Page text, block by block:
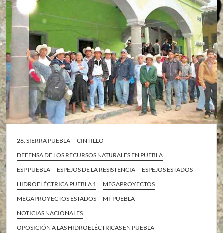
26. SIERRA PUEBLA
CINTILLO
DEFENSA DE LOS RECURSOS NATURALES EN PUEBLA
ESP PUEBLA
ESPEJOS DE LA RESISTENCIA
ESPEJOS ESTADOS
HIDROELÉCTRICA PUEBLA 1
MEGAPROYECTOS
MEGAPROYECTOS ESTADOS
MP PUEBLA
NOTICIAS NACIONALES
OPOSICIÓN A LAS HIDROELÉCTRICAS EN PUEBLA